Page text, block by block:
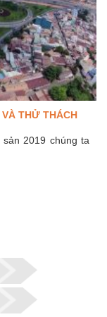
THỬ THÁCH
2019 chúng ta